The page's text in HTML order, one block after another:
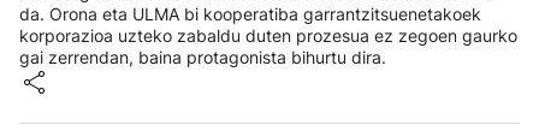
da. Orona eta ULMA bi kooperatiba garrantzitsuenetakoek
korporazioa uzteko zabaldu duten prozesua ez zegoen gaurko
gai zerrendan, baina protagonista bihurtu dira.